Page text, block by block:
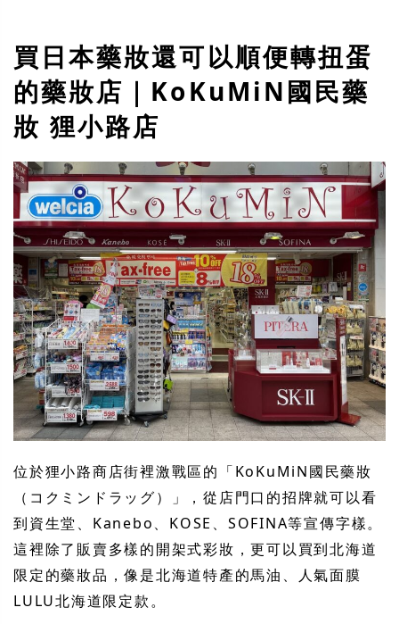
買日本藥妝還可以順便轉扭蛋
的藥妝店｜KoKuMiN國民藥
妝 狸小路店
位於狸小路商店街裡激戰區的「KoKuMiN國民藥妝
（コクミンドラッグ）」，從店門口的招牌就可以看
到資生堂、Kanebo、KOSE、SOFINA等宣傳字樣。
這裡除了販賣多樣的開架式彩妝，更可以買到北海道
限定的藥妝品，像是北海道特產的馬油、人氣面膜
LULU北海道限定款。